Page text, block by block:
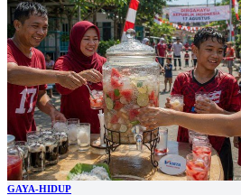
GAYA-HIDUP